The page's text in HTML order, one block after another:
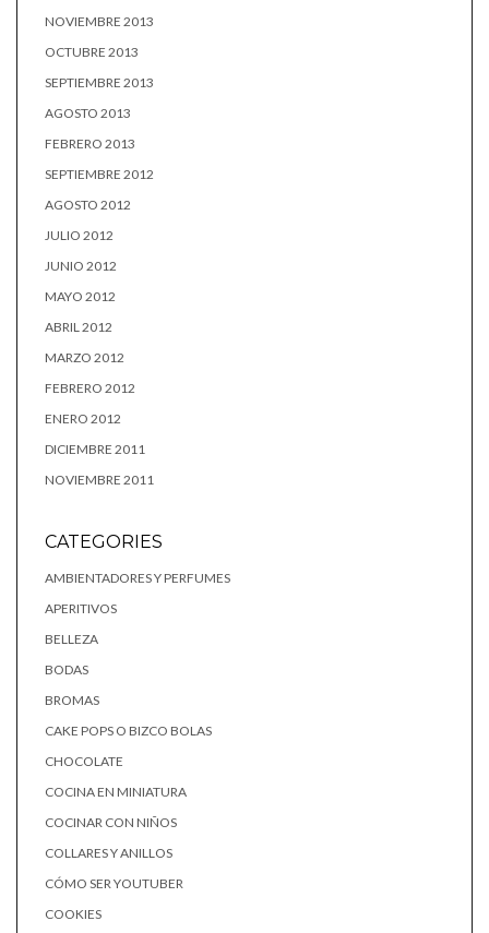
NOVIEMBRE 2013
OCTUBRE 2013
SEPTIEMBRE 2013
AGOSTO 2013
FEBRERO 2013
SEPTIEMBRE 2012
AGOSTO 2012
JULIO 2012
JUNIO 2012
MAYO 2012
ABRIL 2012
MARZO 2012
FEBRERO 2012
ENERO 2012
DICIEMBRE 2011
NOVIEMBRE 2011
CATEGORIES
AMBIENTADORES Y PERFUMES
APERITIVOS
BELLEZA
BODAS
BROMAS
CAKE POPS O BIZCO BOLAS
CHOCOLATE
COCINA EN MINIATURA
COCINAR CON NIÑOS
COLLARES Y ANILLOS
CÓMO SER YOUTUBER
COOKIES